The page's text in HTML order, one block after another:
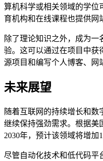
算机科学或相关领域的学位
育机构和在线课程也提供网
除了理论知识之外，成为
验。这可以通过在项目中获
源项目和编写个人博客、网
未来展望
随着互联网的持续增长和
继续保持强劲需求。根据美
2030年，预计该领域将增加
尽管自动化技术和低代码平